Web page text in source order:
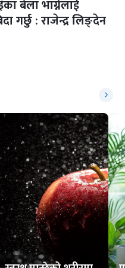
बेला भाग्नेलाई
गर्छु : राजेन्द्र लिङ्देन